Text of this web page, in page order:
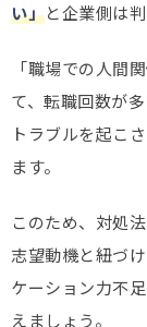
い」と企業側は
「職場での人間
て、転職回数が
トラブルを起こ
ます。
このため、対処
志望動機と紐づ
ケーション力不
えましょう。